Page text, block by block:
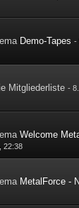
Demo-Tapes -
Mitgliederliste-
Welcome
22:38
MetalForce -